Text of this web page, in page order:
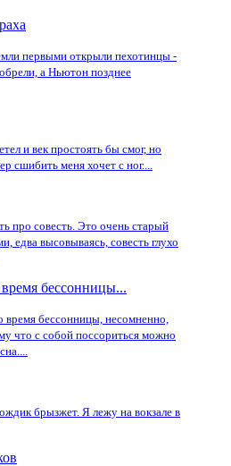
первыми открыли пехотинцы -
а Ньютон позднее
и век простоять бы смог, но
сшибить меня хочет с ног....
про совесть. Это очень старый
едва высовываясь, совесть глухо
бессонницы...
время бессонницы, несомненно,
что с собой поссориться можно
брызжет. Я лежу на вокзале в